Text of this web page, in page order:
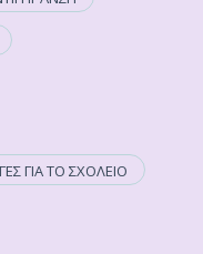
ΓΙΑ ΤΟ ΣΧΟΛΕΙΟ